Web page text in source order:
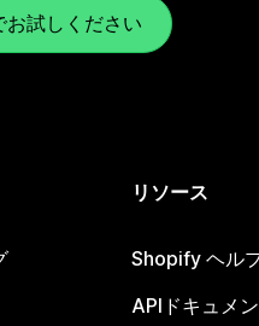
試しください
リソース
Shopify ヘル
APIドキュメ